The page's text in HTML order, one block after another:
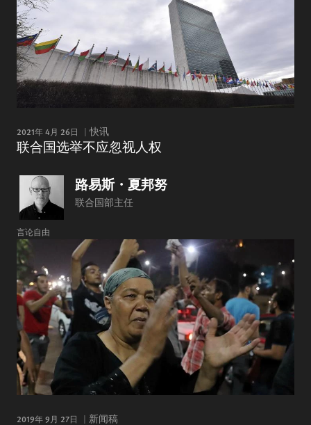
2021年 4月 26日 快讯
联合国选举不应忽视人权
路易斯・夏邦努
联合国部主任
言论自由
2019年 9月 27日 新闻稿